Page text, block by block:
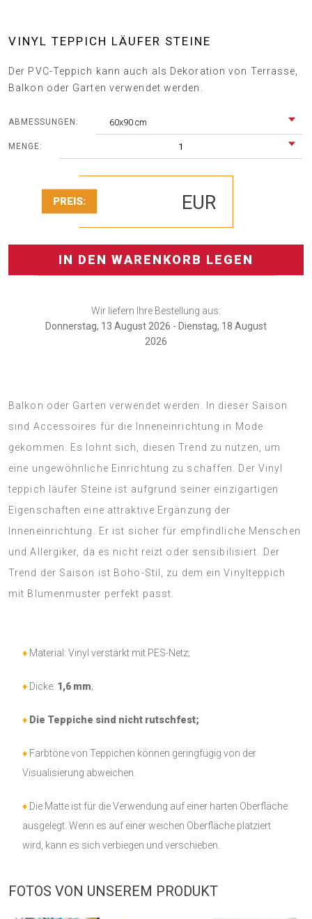
VINYL TEPPICH LÄUFER STEINE
Der PVC-Teppich kann auch als Dekoration von Terrasse,
Balkon oder Garten verwendet werden.
ABMESSUNGEN: 60x90 cm
MENGE: 1
PREIS: EUR
IN DEN WARENKORB LEGEN
Wir liefern Ihre Bestellung aus:
Donnerstag, 13 August 2026 - Dienstag, 18 August
2026
Balkon oder Garten verwendet werden. In dieser Saison
sind Accessoires für die Inneneinrichtung in Mode
gekommen. Es lohnt sich, diesen Trend zu nutzen, um
eine ungewöhnliche Einrichtung zu schaffen. Der Vinyl
teppich läufer Steine ist aufgrund seiner einzigartigen
Eigenschaften eine attraktive Ergänzung der
Inneneinrichtung. Er ist sicher für empfindliche Menschen
und Allergiker, da es nicht reizt oder sensibilisiert. Der
Trend der Saison ist Boho-Stil, zu dem ein Vinylteppich
mit Blumenmuster perfekt passt.
♦ Material: Vinyl verstärkt mit PES-Netz;
♦ Dicke: 1,6 mm;
♦ Die Teppiche sind nicht rutschfest;
♦ Farbtöne von Teppichen können geringfügig von der
Visualisierung abweichen.
♦ Die Matte ist für die Verwendung auf einer harten Oberfläche
ausgelegt. Wenn es auf einer weichen Oberfläche platziert
wird, kann es sich verbiegen und verschieben.
FOTOS VON UNSEREM PRODUKT